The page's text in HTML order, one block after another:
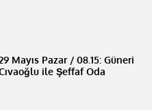
Mayıs Pazar / 08.15: Güneri
ile Şeffaf Oda